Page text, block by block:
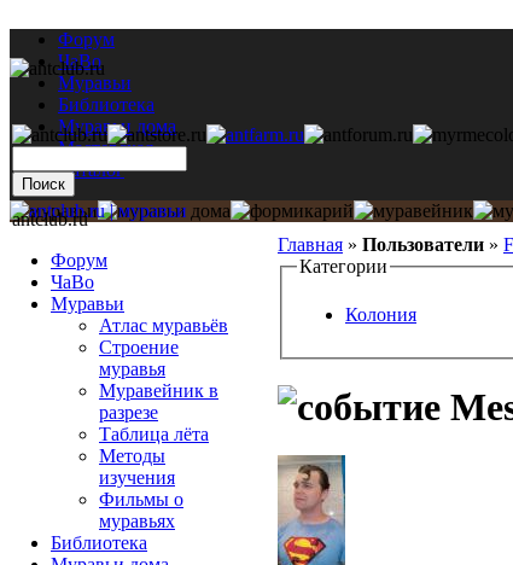
Форум
ЧаВо
Муравьи
Библиотека
Муравьи дома
Мастерская
Каталог
Главная » Пользователи »
Категории
Колония
antclub.ru
Форум
ЧаВо
Муравьи
Атлас муравьёв
Строение
муравья
Муравейник в
разрезе
Таблица лёта
Методы
изучения
Фильмы о
муравьях
Библиотека